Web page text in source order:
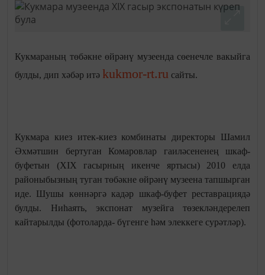
Кукмараның төбәкне өйрәнү музеенда сөенечле вакыйга
булды, дип хәбәр итә kukmor-rt.ru сайты.
Кукмара киез итек-киез комбинаты директоры Шамил
Әхмәтшин бертуган Комаровлар гаиләсененең шкаф-
буфетын (XIX гасырның икенче яртысы) 2010 елда
районыбызның туган төбәкне өйрәнү музеена тапшырган
иде. Шушы көннәргә кадәр шкаф-буфет реставрациядә
булды. Ниһаять, экспонат музейга төзекләндерелеп
кайтарылды (фотоларда- бүгенге һәм элеккеге сурәтләр).